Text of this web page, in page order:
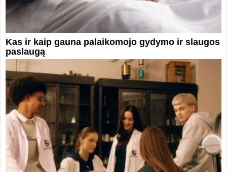
Kas ir kaip gauna palaikomojo gydymo ir slaugos
paslaugą